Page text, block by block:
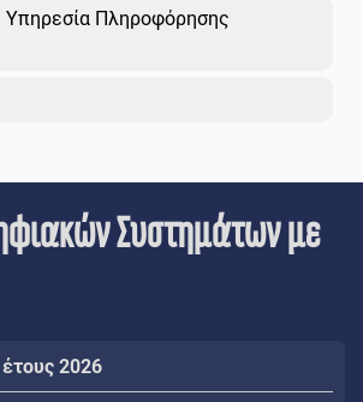
Υπηρεσία Πληροφόρησης
Συστημάτων με
2026